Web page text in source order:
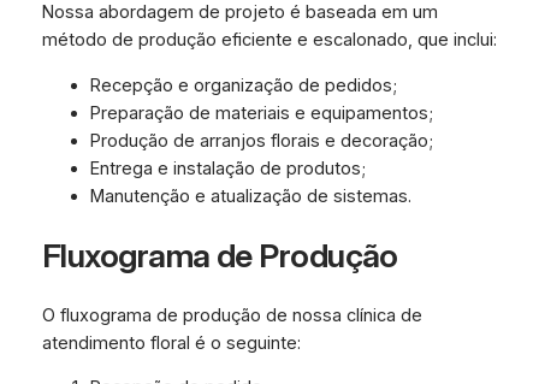
Nossa abordagem de projeto é baseada em um
método de produção eficiente e escalonado, que inclui:
Recepção e organização de pedidos;
Preparação de materiais e equipamentos;
Produção de arranjos florais e decoração;
Entrega e instalação de produtos;
Manutenção e atualização de sistemas.
Fluxograma de Produção
O fluxograma de produção de nossa clínica de
atendimento floral é o seguinte: